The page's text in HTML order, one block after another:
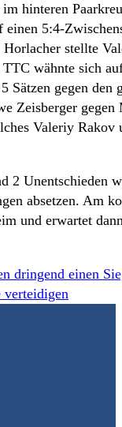
hinteren
einen 5:4-
stellte
wähnte sich
Sätzen gegen
Zeisberger
Valeriy
2 Unentschieden
absetzen. Am
und erwartet
dringend einen